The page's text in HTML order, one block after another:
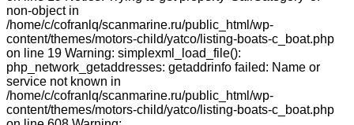
non-object in
/home/c/cofranlq/scanmarine.ru/public_html/wp-
content/themes/motors-child/yatco/listing-boats-c_boat.php
on line 19 Warning: simplexml_load_file():
php_network_getaddresses: getaddrinfo failed: Name or
service not known in
/home/c/cofranlq/scanmarine.ru/public_html/wp-
content/themes/motors-child/yatco/listing-boats-c_boat.php